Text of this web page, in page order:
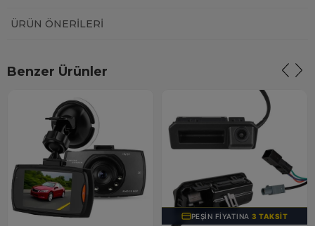
ÜRÜN ÖNERILERI
Benzer Ürünler
PEŞIN FIYATINA3 TAKSIT